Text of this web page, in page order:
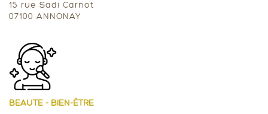
15 rue Sadi Carnot
07100 ANNONAY
BEAUTE - BIEN-ÊTRE